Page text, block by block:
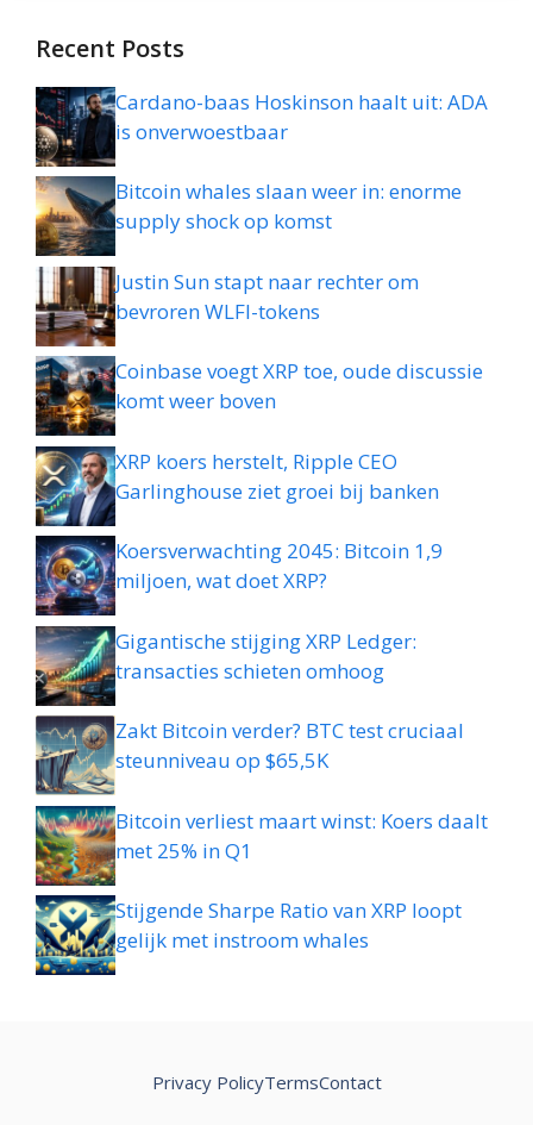
Recent Posts
Cardano-baas Hoskinson haalt uit: ADA
is onverwoestbaar
Bitcoin whales slaan weer in: enorme
supply shock op komst
Justin Sun stapt naar rechter om
bevroren WLFI-tokens
Coinbase voegt XRP toe, oude discussie
komt weer boven
XRP koers herstelt, Ripple CEO
Garlinghouse ziet groei bij banken
Koersverwachting 2045: Bitcoin 1,9
miljoen, wat doet XRP?
Gigantische stijging XRP Ledger:
transacties schieten omhoog
Zakt Bitcoin verder? BTC test cruciaal
steunniveau op $65,5K
Bitcoin verliest maart winst: Koers daalt
met 25% in Q1
Stijgende Sharpe Ratio van XRP loopt
gelijk met instroom whales
Privacy PolicyTermsContact